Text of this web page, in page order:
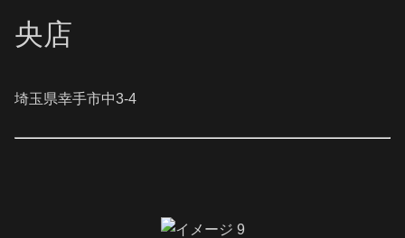
央店
埼玉県幸手市中3-4